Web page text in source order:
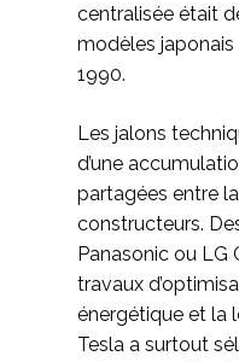
centralisée était
modèles japonais
1990.
Les jalons
d’une
partagées entre
constructeurs.
Panasonic ou LG
travaux
énergétique et la
Tesla a surtout